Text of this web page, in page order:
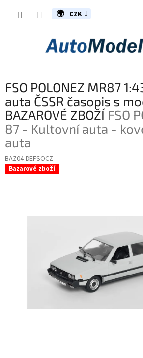
CZK
FSO POLONEZ MR87
auta ČSSR časopis s
BAZAROVÉ ZBOŽÍ FSO
87 - Kultovní auta -
auta
BAZ04-DEFSOCZ
Bazarové zboží